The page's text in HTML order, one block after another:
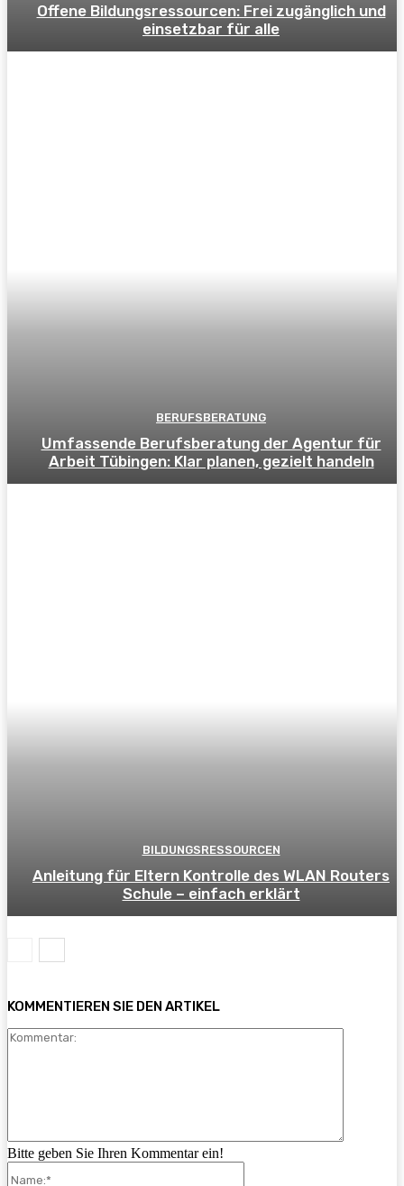
Offene Bildungsressourcen: Frei zugänglich und
einsetzbar für alle
BERUFSBERATUNG
Umfassende Berufsberatung der Agentur für
Arbeit Tübingen: Klar planen, gezielt handeln
BILDUNGSRESSOURCEN
Anleitung für Eltern Kontrolle des WLAN Routers
Schule – einfach erklärt
KOMMENTIEREN SIE DEN ARTIKEL
Bitte geben Sie Ihren Kommentar ein!